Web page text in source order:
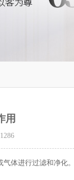
用
1286
体进行过滤和净化